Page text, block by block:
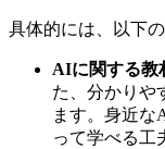
具体的には、以下
AIに関する教
た、分かりや
ます。身近な
って学べる工